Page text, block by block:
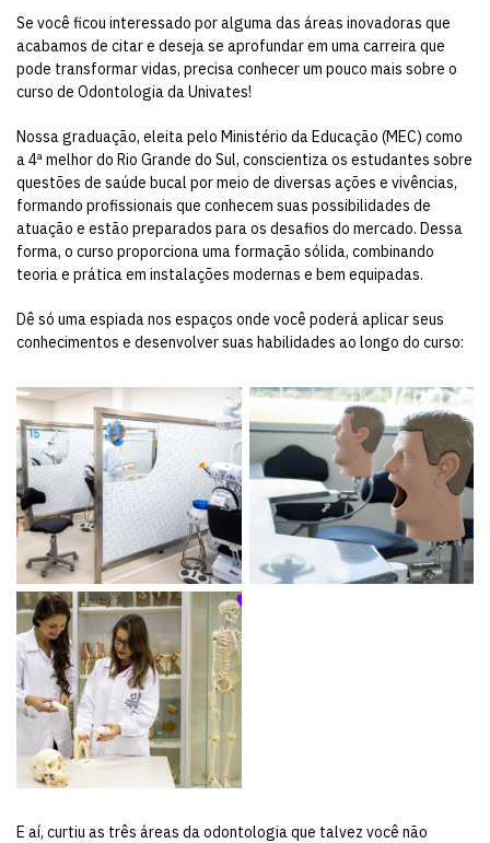
Se você ficou interessado por alguma das áreas inovadoras que
acabamos de citar e deseja se aprofundar em uma carreira que
pode transformar vidas, precisa conhecer um pouco mais sobre o
curso de Odontologia da Univates!
Nossa graduação, eleita pelo Ministério da Educação (MEC) como
a 4ª melhor do Rio Grande do Sul, conscientiza os estudantes sobre
questões de saúde bucal por meio de diversas ações e vivências,
formando profissionais que conhecem suas possibilidades de
atuação e estão preparados para os desafios do mercado. Dessa
forma, o curso proporciona uma formação sólida, combinando
teoria e prática em instalações modernas e bem equipadas.
Dê só uma espiada nos espaços onde você poderá aplicar seus
conhecimentos e desenvolver suas habilidades ao longo do curso:
E aí, curtiu as três áreas da odontologia que talvez você não